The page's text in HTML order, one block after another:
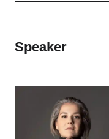
Speaker